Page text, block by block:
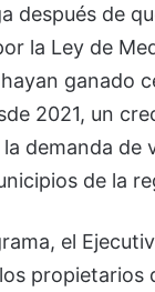
después de
la Ley de
ganado
2021, un
demanda de
de la
el
propietarios